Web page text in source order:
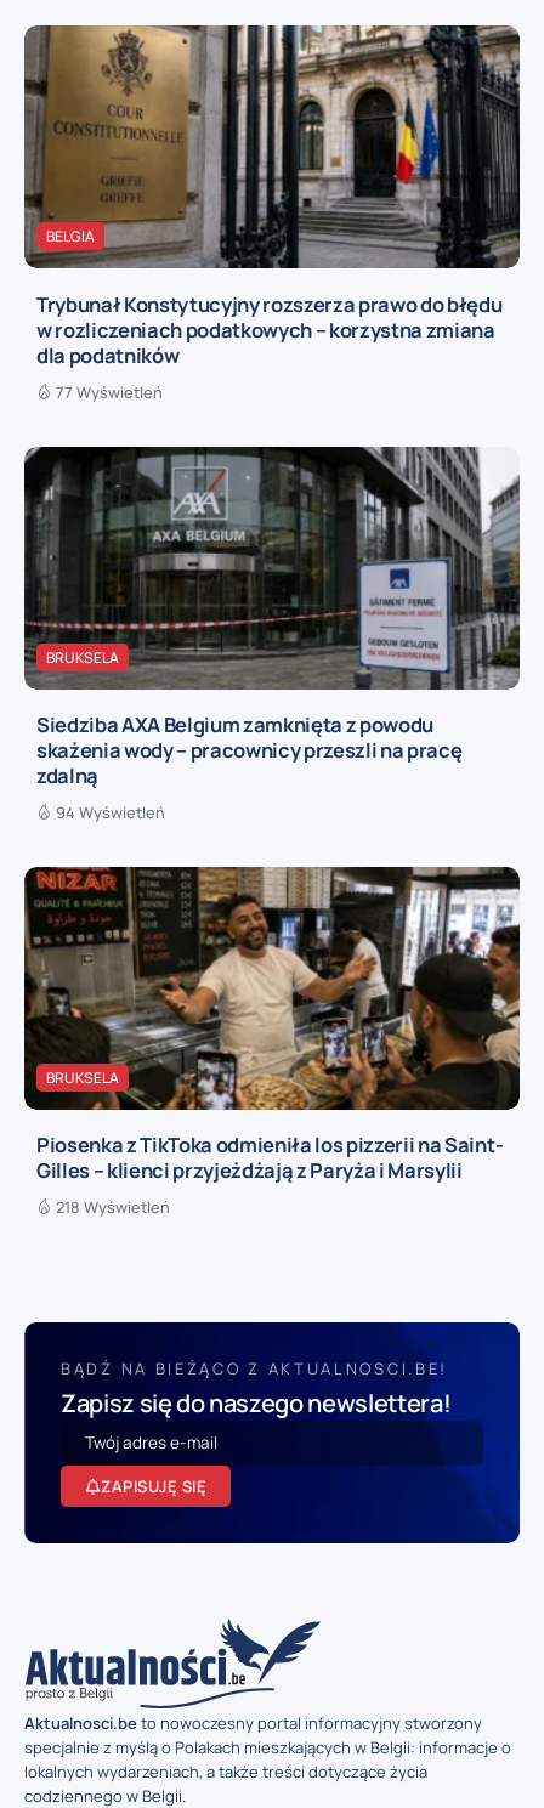
BELGIA
Trybunał Konstytucyjny rozszerza prawo do błędu
w rozliczeniach podatkowych – korzystna zmiana
dla podatników
77 Wyświetleń
BRUKSELA
Siedziba AXA Belgium zamknięta z powodu
skażenia wody – pracownicy przeszli na pracę
zdalną
94 Wyświetleń
BRUKSELA
Piosenka z TikToka odmieniła los pizzerii na Saint-
Gilles – klienci przyjeżdżają z Paryża i Marsylii
218 Wyświetleń
BĄDŹ NA BIEŻĄCO Z AKTUALNOSCI.BE!
Zapisz się do naszego newslettera!
ZAPISUJĘ SIĘ
Aktualnosci.beto nowoczesny portal informacyjny stworzony
specjalnie z myślą o Polakach mieszkających w Belgii: informacje o
lokalnych wydarzeniach, a także treści dotyczące życia
codziennego w Belgii.